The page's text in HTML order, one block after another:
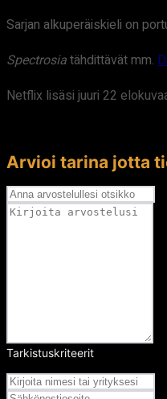
Sarjan alkuperäiskieli on
Spectrosiatähdittävät mm.
Netflix lisäsi juuri 22
Arvioi tarina jotta
Tarkistuskriteerit